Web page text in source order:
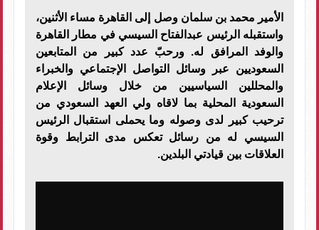
الأمير محمد بن سلمان وصل إلى القاهرة مساء الأثنين،
واستقبله الرئيس عبدالفتاح السيسي في مطار القاهرة
والوفد المرافق له. ورحبّ عدد كبير من المتابعين
السعوديين عبر وسائل التواصل الإجتماعي والخبراء
والمحللين السياسيين من خلال وسائل الإعلام
السعودية المحلية بما لاقاه ولي العهد السعودي من
ترحيب كبير لدى وصوله وما يحملى استقبال الرئيس
السيسي له من رسائل تعكس مدى الترابط وقوة
العلاقات بين قيادتي البلدين.